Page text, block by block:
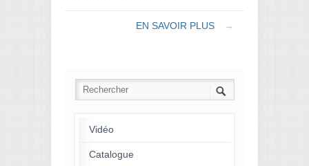
EN SAVOIR PLUS →
Vidéo
Catalogue